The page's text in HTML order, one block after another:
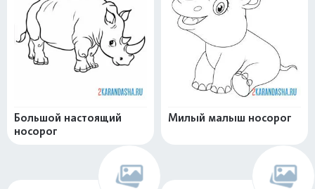
Большой настоящий
носорог
Милый малыш носорог